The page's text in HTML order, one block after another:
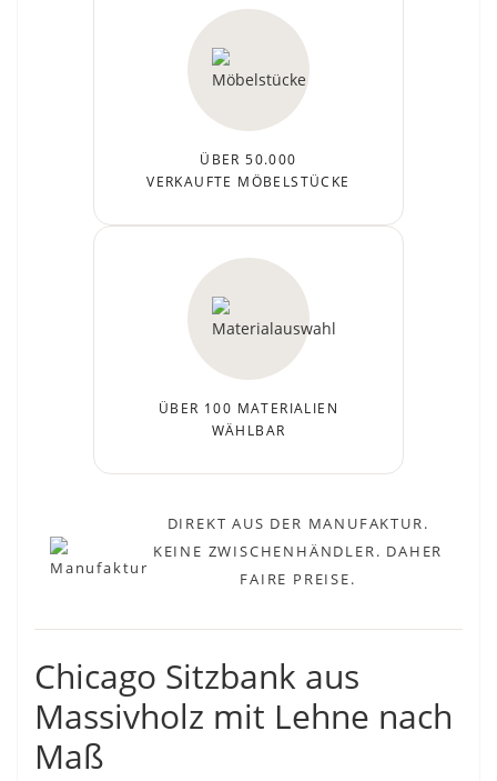
ÜBER 50.000
VERKAUFTE MÖBELSTÜCKE
ÜBER 100 MATERIALIEN
WÄHLBAR
DIREKT AUS DER MANUFAKTUR.
KEINE ZWISCHENHÄNDLER. DAHER
FAIRE PREISE.
Chicago Sitzbank aus
Massivholz mit Lehne nach
Maß